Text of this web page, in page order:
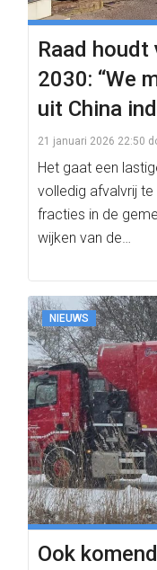
Raad
2030: “We
uit China
21 januari 2026 22:50
Het gaat een
volledig afvalvrij te
fracties in de
wijken van de…
NIEUWS
Ook